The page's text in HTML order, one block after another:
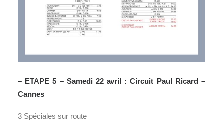
– ETAPE 5 – Samedi 22 avril : Circuit Paul Ricard –
Cannes
3 Spéciales sur route